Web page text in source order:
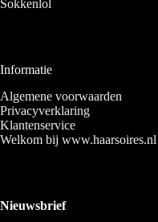
Sokkenlol
Informatie
Algemene voorwaarden
Privacyverklaring
Klantenservice
Welkom bij www.haarsoires.nl
Nieuwsbrief